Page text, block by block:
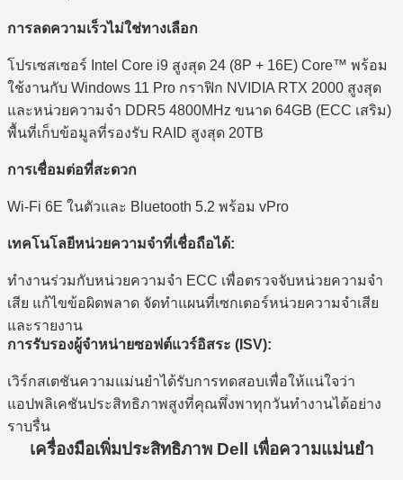
การลดความเร็วไม่ใช่ทางเลือก
โปรเซสเซอร์ Intel Core i9 สูงสุด 24 (8P + 16E) Core™ พร้อม
ใช้งานกับ Windows 11 Pro กราฟิก NVIDIA RTX 2000 สูงสุด
และหน่วยความจำ DDR5 4800MHz ขนาด 64GB (ECC เสริม)
พื้นที่เก็บข้อมูลที่รองรับ RAID สูงสุด 20TB
การเชื่อมต่อที่สะดวก
Wi-Fi 6E ในตัวและ Bluetooth 5.2 พร้อม vPro
เทคโนโลยีหน่วยความจำที่เชื่อถือได้:
ทำงานร่วมกับหน่วยความจำ ECC เพื่อตรวจจับหน่วยความจำ
เสีย แก้ไขข้อผิดพลาด จัดทำแผนที่เซกเตอร์หน่วยความจำเสีย
และรายงาน
การรับรองผู้จำหน่ายซอฟต์แวร์อิสระ (ISV):
เวิร์กสเตชันความแม่นยำได้รับการทดสอบเพื่อให้แน่ใจว่า
แอปพลิเคชันประสิทธิภาพสูงที่คุณพึ่งพาทุกวันทำงานได้อย่าง
ราบรื่น
เครื่องมือเพิ่มประสิทธิภาพ Dell เพื่อความแม่นยำ